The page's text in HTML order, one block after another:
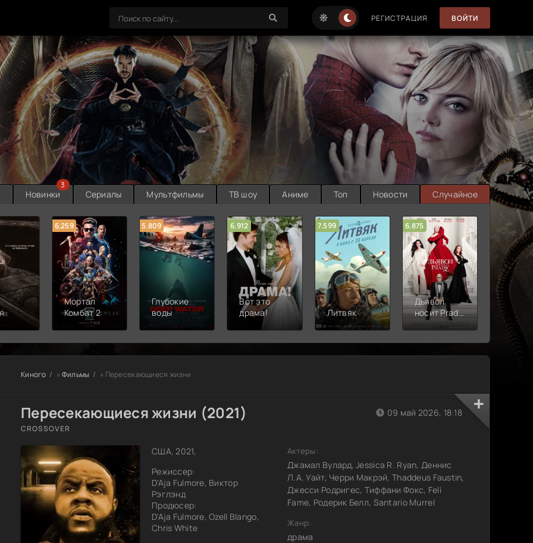
РЕГИСТРАЦИЯ ВОЙТИ
Новинки
3
Сериалы Мультфильмы ТВ шоу Аниме Топ Новости Случайное
6.259
Мортал
Комбат 2
5.809
Глубокие
воды
6.912
Вот это
драма!
7.599
Литвяк
6.875
Дьявол
носит Prada
2
6.314
Киного » Фильмы » Пересекающиеся жизни
Пересекающиеся жизни (2021)
CROSSOVER
США, 2021,
Режиссер:
D'Aja Fulmore, Виктор
Рэглэнд
Продюсер:
D'Aja Fulmore, Ozell Blango,
Chris White
09 май 2026, 18:18
Актеры:
Джамал Вулард, Jessica R. Ryan, Деннис
Л.А. Уайт, Черри Макрэй, Thaddeus Faustin,
Джесси Родригес, Тиффани Фокс, Feli
Fame, Родерик Белл, Santario Murrel
Жанр:
драма